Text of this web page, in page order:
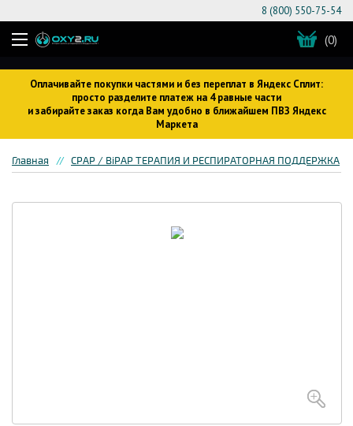
Оплачивайте покупки частями и без переплат в Яндекс Сплит:
просто разделите платеж на 4 равные части
и забирайте заказ когда Вам удобно в ближайшем ПВЗ Яндекс
Маркета
8 (800) 550-75-54
(0)
Главная CPAP / BiPAP ТЕРАПИЯ И РЕСПИРАТОРНАЯ ПОДДЕРЖКА